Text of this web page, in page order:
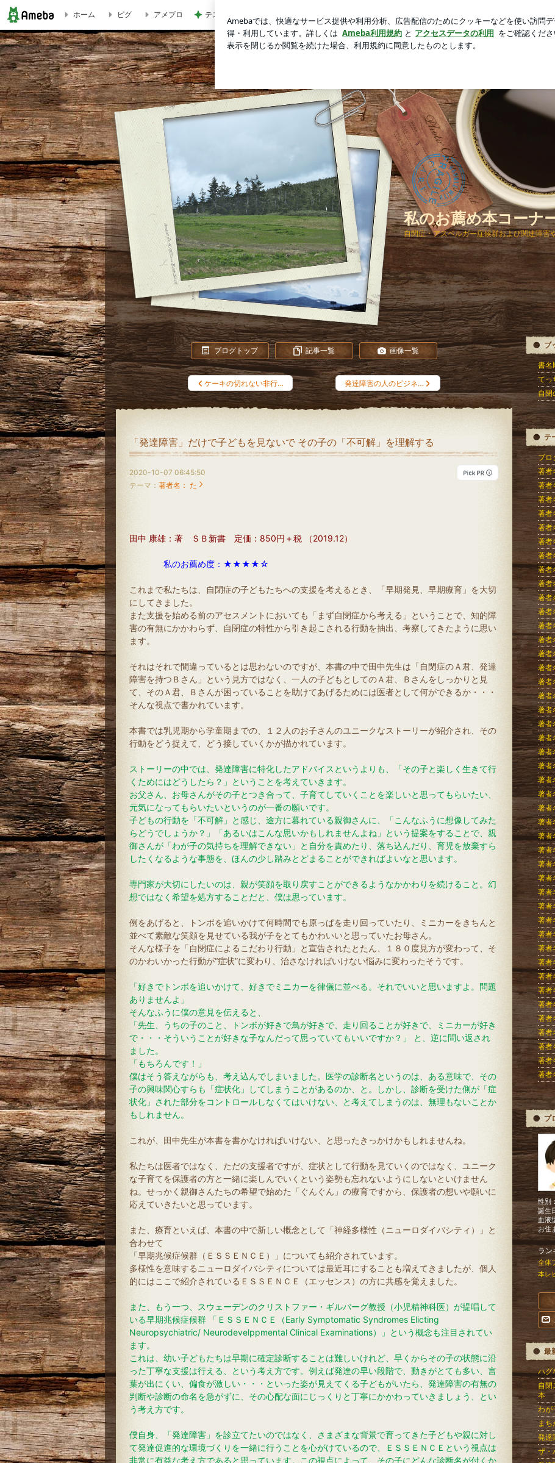
「発達障害」だけで子どもを見ないで その子の「不可解」を理解する | 私のお薦め本コーナー 自閉症関連書籍
ホーム ピグ アメブロ テストはできても評価されない現実 ログ
私のお薦め本コーナ
自閉症・アスペルガー症候群および関連障
ブログトップ 記事一覧 画像一覧
ケーキの切れない非行… 発達障害の人のビジネ…
「発達障害」だけで子どもを見ないで その子の「不可解」を理解する
2020-10-07 06:45:50
テーマ： 著者名： た
田中 康雄：著 ＳＢ新書 定価：850円＋税 （2019.12）
私のお薦め度：★★★★☆
これまで私たちは、自閉症の子どもたちへの支援を考えるとき、「早期発見、早期療育」を大切
にしてきました。
また支援を始める前のアセスメントにおいても「まず自閉症から考える」ということで、知的障
害の有無にかかわらず、自閉症の特性から引き起こされる行動を抽出、考察してきたように思い
ます。
それはそれで間違っているとは思わないのですが、本書の中で田中先生は「自閉症のＡ君、発達
障害を持つＢさん」という見方ではなく、一人の子どもとしてのＡ君、Ｂさんをしっかりと見
て、そのＡ君、Ｂさんが困っていることを助けてあげるためには医者として何ができるか・・・
そんな視点で書かれています。
本書では乳児期から学童期までの、１２人のお子さんのユニークなストーリーが紹介され、その
行動をどう捉えて、どう接していくかが描かれています。
ストーリーの中では、発達障害に特化したアドバイスというよりも、「その子と楽しく生きて行
くためにはどうしたら？」ということを考えていきます。
お父さん、お母さんがその子とつき合って、子育てしていくことを楽しいと思ってもらいたい、
元気になってもらいたいというのが一番の願いです。
子どもの行動を「不可解」と感じ、途方に暮れている親御さんに、「こんなふうに想像してみた
らどうでしょうか？」「あるいはこんな思いかもしれませんよね」という提案をすることで、親
御さんが「わが子の気持ちを理解できない」と自分を責めたり、落ち込んだり、育児を放棄すら
したくなるような事態を、ほんの少し踏みとどまることができればよいなと思います。
専門家が大切にしたいのは、親が笑顔を取り戻すことができるようなかかわりを続けること。幻
想ではなく希望を処方することだと、僕は思っています。
例をあげると、トンボを追いかけて何時間でも原っぱを走り回っていたり、ミニカーをきちんと
並べて素敵な笑顔を見せている我が子をとてもかわいいと思っていたお母さん。
そんな様子を「自閉症によるこだわり行動」と宣告されたとたん、１８０度見方が変わって、そ
のかわいかった行動が“症状”に変わり、治さなければいけない悩みに変わったそうです。
「好きでトンボを追いかけて、好きでミニカーを律儀に並べる。それでいいと思いますよ。問題
ありませんよ」
そんなふうに僕の意見を伝えると、
「先生、うちの子のこと、トンボが好きで鳥が好きで、走り回ることが好きで、ミニカーが好き
で・・・そういうことが好きな子なんだって思っていてもいいですか？」 と、逆に問い返され
ました。
「もちろんです！」
僕はそう答えながらも、考え込んでしまいました。医学の診断名というのは、ある意味で、その
子の興味関心すらも「症状化」してしまうことがあるのか、と。しかし、診断を受けた側が「症
状化」された部分をコントロールしなくてはいけない、と考えてしまうのは、無理もないことか
もしれません。
これが、田中先生が本書を書かなければいけない、と思ったきっかけかもしれませんね。
私たちは医者ではなく、ただの支援者ですが、症状として行動を見ていくのではなく、ユニーク
な子育てを保護者の方と一緒に楽しんでいくという姿勢も忘れないようにしないといけません
ね。せっかく親御さんたちの希望で始めた「ぐんぐん」の療育ですから、保護者の想いや願いに
応えていきたいと思っています。
また、療育といえば、本書の中で新しい概念として「神経多様性（ニューロダイバシティ）」と
合わせて
「早期兆候症候群（ＥＳＳＥＮＣＥ）」についても紹介されています。
多様性を意味するニューロダイバシティについては最近耳にすることも増えてきましたが、個人
的にはここで紹介されているＥＳＳＥＮＣＥ（エッセンス）の方に共感を覚えました。
また、もう一つ、スウェーデンのクリストファー・ギルバーグ教授（小児精神科医）が提唱して
いる早期兆候症候群 「ＥＳＳＥＮＣＥ（Early Symptomatic Syndromes Elicting
Neuropsychiatric/ Neurodevelppmental Clinical Examinations）」という概念も注目されてい
ます。
これは、幼い子どもたちは早期に確定診断することは難しいけれど、早くからその子の状態に沿
った丁寧な支援は行える、という考え方です。例えば発達の早い段階で、動きがとても多い、言
葉が出にくい、偏食が激しい・・・といった姿が見えてくる子どもがいたら、発達障害の有無の
判断や診断の命名を急がずに、その心配な面にじっくりと丁寧にかかわっていきましょう、とい
う考え方です。
僕自身、「発達障害」を診立てたいのではなく、さまざまな背景で育ってきた子どもや親に対し
て発達促進的な環境づくりを一緒に行うことを心がけているので、ＥＳＳＥＮＣＥという視点は
非常に有益な考え方であると思っています。この視点によって、その子にどんな診断名が付くか
ブ
書名
てっ
自閉
テ
ブロ
著者
著者
著者
著者
著者
著者
著者
著者
著者
著者
著者
著者
著者
著者
著者
著者
著者
著者
著者
著者
著者
著者
著者
著者
著者
著者
著者
著者
著者
著者
著者
著者
著者
著者
著者
著者
著者
著者
著者
著者
著者
著者
著者
著者
プ
性別
誕生
血液
お住
ラン
全体
本レ
最
ハグ
自閉
本
わが
まち
発達
ザ・